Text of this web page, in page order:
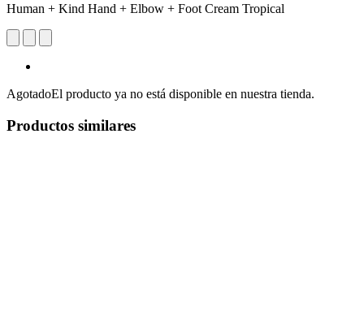
Human + Kind Hand + Elbow + Foot Cream Tropical
AgotadoEl producto ya no está disponible en nuestra tienda.
Productos similares